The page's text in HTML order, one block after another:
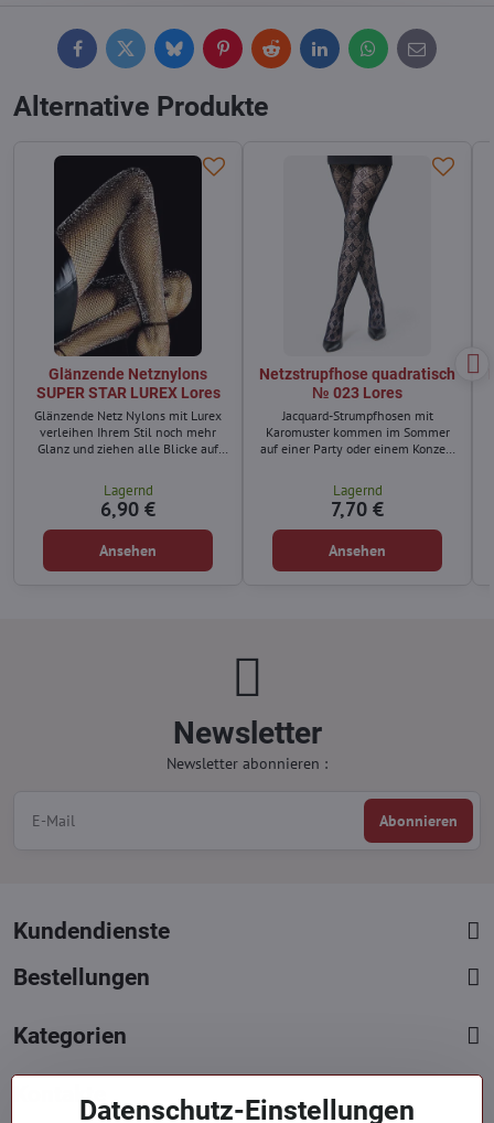
FacebookTwitterBlueskyPinterestReddit LinkedInWhatsApp
E-
mail
Alternative Produkte
Glänzende Netznylons
SUPER STAR LUREX Lores
Glänzende Netz Nylons mit Lurex
verleihen Ihrem Stil noch mehr
Glanz und ziehen alle Blicke auf
Lagernd
6,90 €
Ansehen
Netzstrupfhose quadratisch
№ 023 Lores
Jacquard-Strumpfhosen mit
Karomuster kommen im Sommer
auf einer Party oder einem Konzert
Lagernd
7,70 €
Ansehen
Newsletter
Newsletter abonnieren :
Abonnieren
Kundendienste
Bestellungen
Kategorien
KontakteDatenschutz-Einstellungen